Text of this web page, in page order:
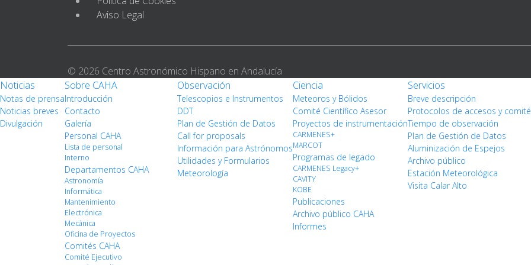
Aviso Legal
© 2026 Centro Astronómico Hispano en Andalucía
Noticias
Notas de prensa
Noticias breves
Divulgación
Sobre CAHA
Introducción
Contacto
Galería
Personal CAHA
Lista de personal
Interno
Departamentos CAHA
Astronomía
Informática
Mantenimiento
Electrónica
Mecánica
Oficina de Proyectos
Comités CAHA
Comité Ejecutivo
Observación
Telescopios e Instrumentos
DDT
Plan de Gestión de Datos
Call for proposals
Información para Astrónomos
Utilidades y Formularios
Meteorología
Ciencia
Meteoros y Bólidos
Comité Científico Asesor
Proyectos de instrumentación
CARMENES+
MARCOT
Programas de legado
CARMENES Legacy+
CAVITY
KOBE
Publicaciones
Archivo público CAHA
Informes
Servicios
Breve descripción
Protocolos de accesos y
Tiempo de observación
Plan de Gestión de Datos
Aluminización de Espejos
Archivo público
Estación Meteorológica
Visita Calar Alto